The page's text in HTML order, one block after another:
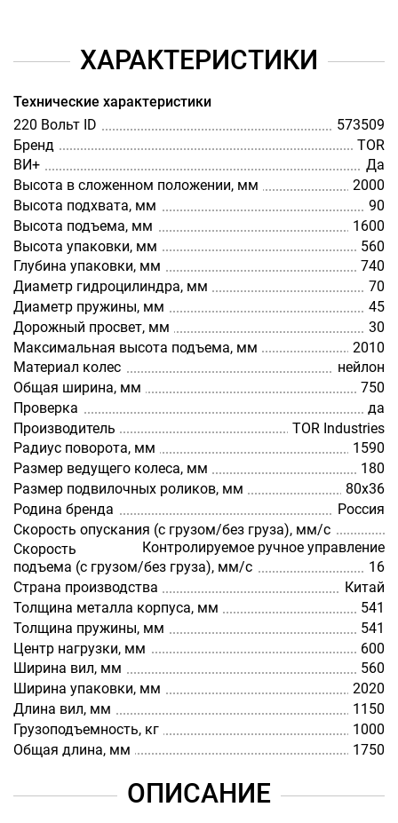
ХАРАКТЕРИСТИКИ
Технические характеристики
220 Вольт ID
573509
Бренд
TOR
ВИ+
Да
Высота в сложенном положении, мм
2000
Высота подхвата, мм
90
Высота подъема, мм
1600
Высота упаковки, мм
560
Глубина упаковки, мм
740
Диаметр гидроцилиндра, мм
70
Диаметр пружины, мм
45
Дорожный просвет, мм
30
Максимальная высота подъема, мм
2010
Материал колес
нейлон
Общая ширина, мм
750
Проверка
да
Производитель
TOR Industries
Радиус поворота, мм
1590
Размер ведущего колеса, мм
180
Размер подвилочных роликов, мм
80х36
Родина бренда
Россия
Скорость опускания (с грузом/без груза), мм/с
Контролируемое ручное управление
Скорость
подъема (с грузом/без груза), мм/с
16
Страна производства
Китай
Толщина металла корпуса, мм
541
Толщина пружины, мм
541
Центр нагрузки, мм
600
Ширина вил, мм
560
Ширина упаковки, мм
2020
Длина вил, мм
1150
Грузоподъемность, кг
1000
Общая длина, мм
1750
ОПИСАНИЕ